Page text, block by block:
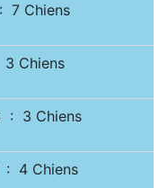
7 Chiens
3 Chiens
: 3 Chiens
: 4 Chiens